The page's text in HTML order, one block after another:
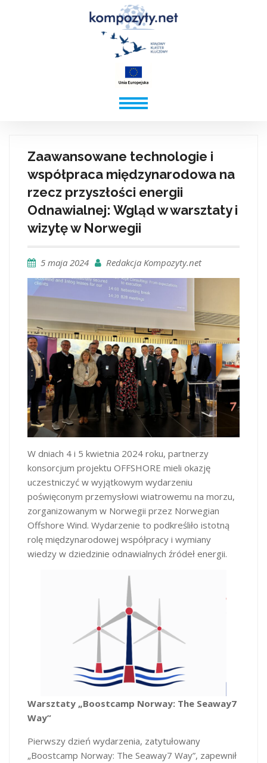
Zaawansowane technologie i
współpraca międzynarodowa na
rzecz przyszłości energii
Odnawialnej: Wgląd w warsztaty i
wizytę w Norwegii
5 maja 2024 Redakcja Kompozyty.net
W dniach 4 i 5 kwietnia 2024 roku, partnerzy
konsorcjum projektu OFFSHORE mieli okazję
uczestniczyć w wyjątkowym wydarzeniu
poświęconym przemysłowi wiatrowemu na morzu,
zorganizowanym w Norwegii przez Norwegian
Offshore Wind. Wydarzenie to podkreśliło istotną
rolę międzynarodowej współpracy i wymiany
wiedzy w dziedzinie odnawialnych źródeł energii.
Warsztaty „Boostcamp Norway: The Seaway7
Way”
Pierwszy dzień wydarzenia, zatytułowany
„Boostcamp Norway: The Seaway7 Way”, zapewnił